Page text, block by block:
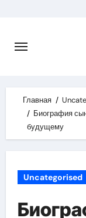
content
Главная
Биография
будущему
Uncategorised